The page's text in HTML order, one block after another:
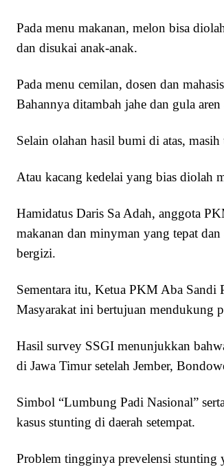
Pada menu makanan, melon bisa
dan disukai anak-anak.
Pada menu cemilan, dosen dan
Bahannya ditambah jahe dan gula
Selain olahan hasil bumi di atas,
Atau kacang kedelai yang bias diolah
Hamidatus Daris Sa Adah, anggota
makanan dan minyman yang tepat
bergizi.
Sementara itu, Ketua PKM Aba Sandi
Masyarakat ini bertujuan mendukung
Hasil survey SSGI menunjukkan
di Jawa Timur setelah Jember,
Simbol “Lumbung Padi Nasional”
kasus stunting di daerah setempat.
Problem tingginya prevelensi stunting